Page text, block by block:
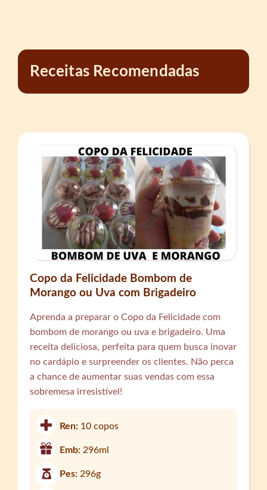
Receitas Recomendadas
Copo da Felicidade Bombom de
Morango ou Uva com Brigadeiro
Aprenda a preparar o Copo da Felicidade com
bombom de morango ou uva e brigadeiro. Uma
receita deliciosa, perfeita para quem busca inovar
no cardápio e surpreender os clientes. Não perca
a chance de aumentar suas vendas com essa
sobremesa irresistível!
Ren: 10 copos
Emb:296ml
Pes:296g